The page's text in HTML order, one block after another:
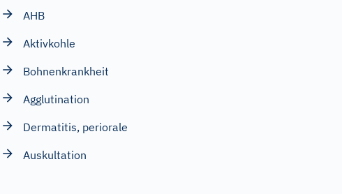
AHB
Aktivkohle
Bohnenkrankheit
Agglutination
Dermatitis, periorale
Auskultation